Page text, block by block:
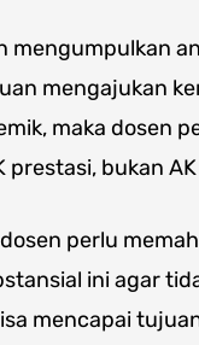
mengumpulkan
mengajukan
maka dosen
prestasi, bukan
perlu
ini agar
mencapai